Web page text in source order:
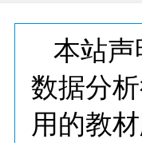
本站声
数据分
用的教